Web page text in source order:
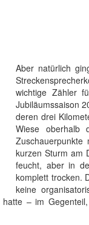
Aber natürlich
wichtige Zähler
Jubiläumssaison
deren drei
Wiese oberhalb
kurzen Sturm am
feucht, aber in
komplett trocken.
keine
– im